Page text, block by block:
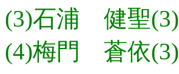
(3)石浦 健聖(3)
(4)梅門 蒼依(3)